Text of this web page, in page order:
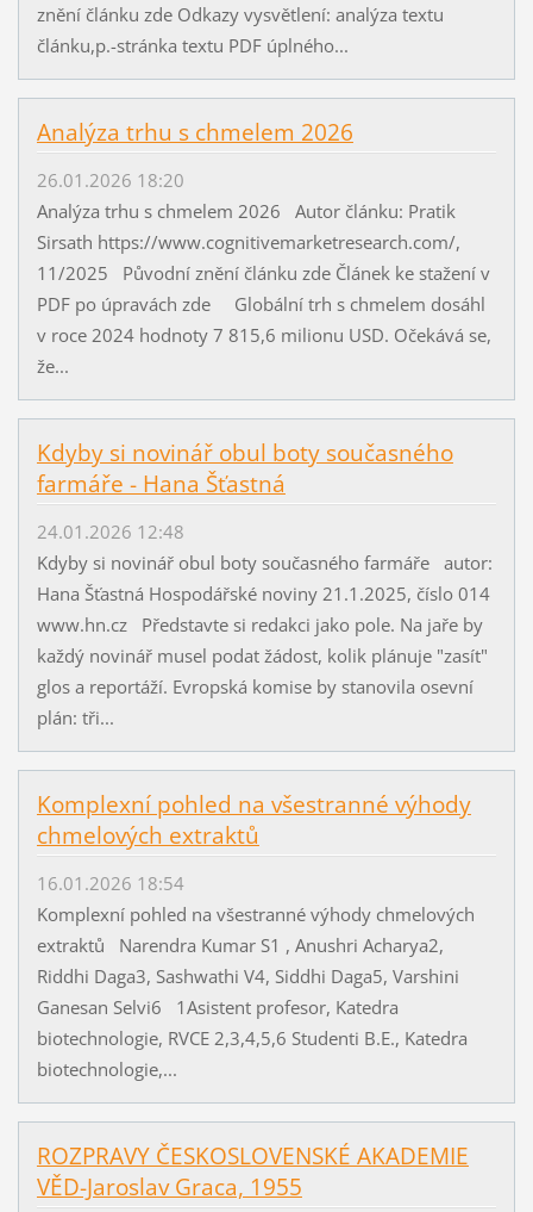
znění článku zde Odkazy vysvětlení: analýza textu
článku,p.-stránka textu PDF úplného...
Analýza trhu s chmelem 2026
26.01.2026 18:20
Analýza trhu s chmelem 2026 Autor článku: Pratik
Sirsath https://www.cognitivemarketresearch.com/,
11/2025 Původní znění článku zde Článek ke stažení v
PDF po úpravách zde Globální trh s chmelem dosáhl
v roce 2024 hodnoty 7 815,6 milionu USD. Očekává se,
že...
Kdyby si novinář obul boty současného
farmáře - Hana Šťastná
24.01.2026 12:48
Kdyby si novinář obul boty současného farmáře autor:
Hana Šťastná Hospodářské noviny 21.1.2025, číslo 014
www.hn.cz Představte si redakci jako pole. Na jaře by
každý novinář musel podat žádost, kolik plánuje "zasít"
glos a reportáží. Evropská komise by stanovila osevní
plán: tři...
Komplexní pohled na všestranné výhody
chmelových extraktů
16.01.2026 18:54
Komplexní pohled na všestranné výhody chmelových
extraktů Narendra Kumar S1 , Anushri Acharya2,
Riddhi Daga3, Sashwathi V4, Siddhi Daga5, Varshini
Ganesan Selvi6 1Asistent profesor, Katedra
biotechnologie, RVCE 2,3,4,5,6 Studenti B.E., Katedra
biotechnologie,...
ROZPRAVY ČESKOSLOVENSKÉ AKADEMIE
VĚD-Jaroslav Graca, 1955